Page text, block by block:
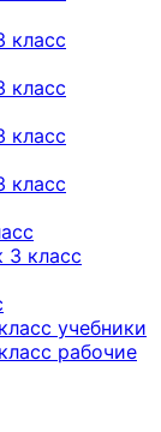
класс
класс
класс
класс
3 класс
учебники
рабочие